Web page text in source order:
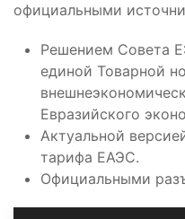
официальными
Решением Совета
единой Товарной
Евразийского
Актуальной
тарифа ЕАЭС.
Официальными